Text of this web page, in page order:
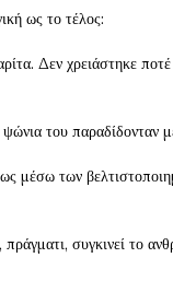
ως το τέλος:
Δεν χρειάστηκε ποτέ
του παραδίδονταν
μέσω των
συγκινεί το